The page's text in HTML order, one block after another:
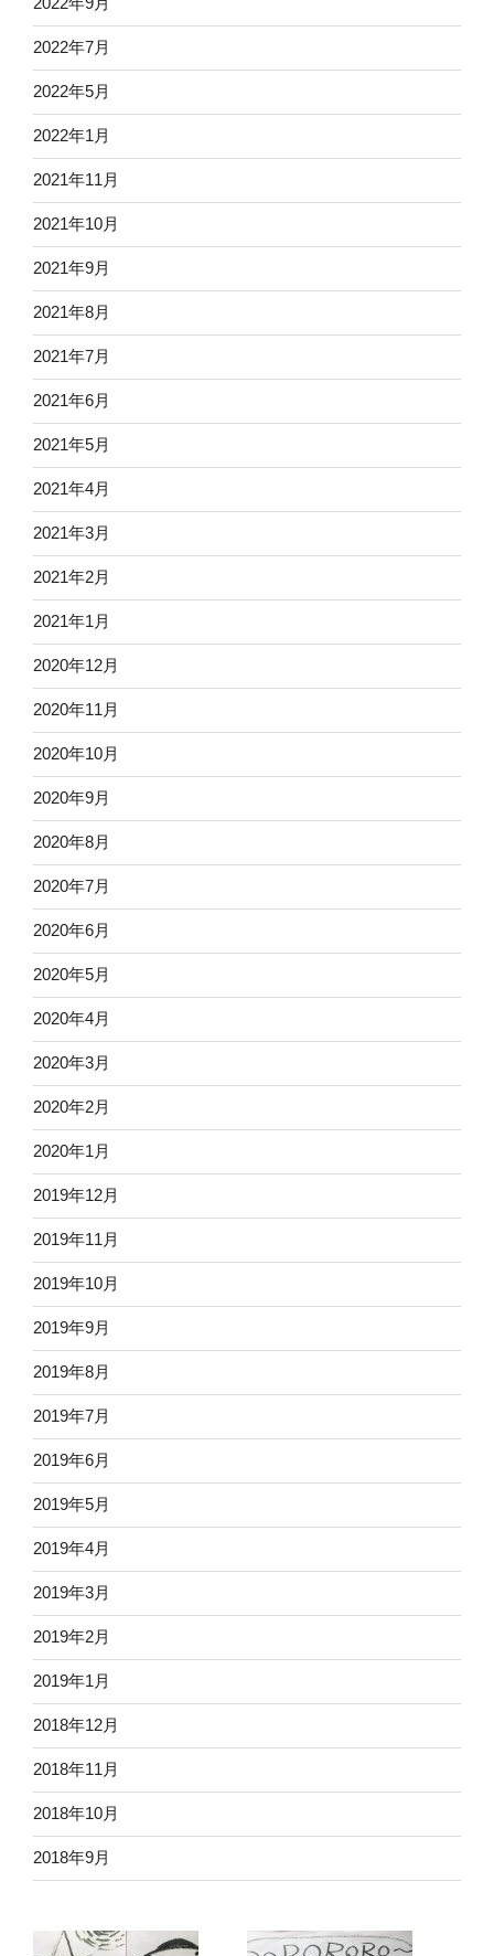
2022年7月
2022年5月
2022年1月
2021年11月
2021年10月
2021年9月
2021年8月
2021年7月
2021年6月
2021年5月
2021年4月
2021年3月
2021年2月
2021年1月
2020年12月
2020年11月
2020年10月
2020年9月
2020年8月
2020年7月
2020年6月
2020年5月
2020年4月
2020年3月
2020年2月
2020年1月
2019年12月
2019年11月
2019年10月
2019年9月
2019年8月
2019年7月
2019年6月
2019年5月
2019年4月
2019年3月
2019年2月
2019年1月
2018年12月
2018年11月
2018年10月
2018年9月